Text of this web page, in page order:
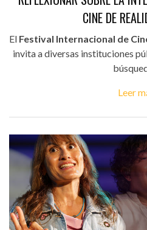
CINE DE
El Festival Internacional de
invita a diversas instituciones
Leer